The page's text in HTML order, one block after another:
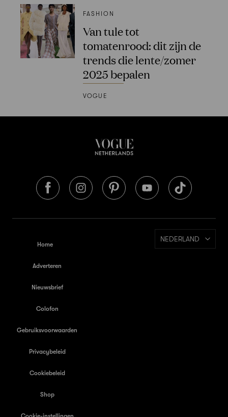
FASHION
Van tule tot
tomatenrood: dit zijn de
trends die lente/zomer
2025 bepalen
VOGUE
Home
Adverteren
Nieuwsbrief
Colofon
Gebruiksvoorwaarden
Privacybeleid
Cookiebeleid
Shop
NEDERLAND